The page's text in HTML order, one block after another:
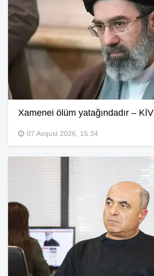
Xamenei ölüm yatağındadır – KİV
07 Avqust 2026, 15:34